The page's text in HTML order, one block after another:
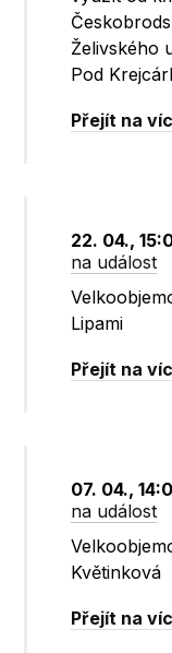
Želivského
Pod
Přejít na
22. 04.,
na událost
Lipami
Přejít na
07. 04.,
na událost
Květinková
Přejít na